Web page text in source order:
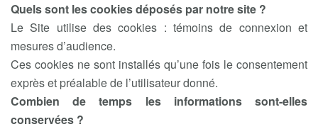
Quels sont les cookies déposés par notre site ?
Le Site utilise des cookies : témoins de connexion et
mesures d’audience.
Ces cookies ne sont installés qu’une fois le consentement
exprès et préalable de l’utilisateur donné.
Combien de temps les informations sont-elles
conservées ?